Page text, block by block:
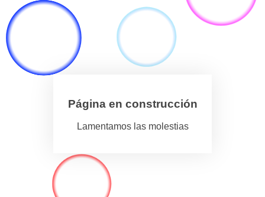
Página en construcción
Lamentamos las molestias